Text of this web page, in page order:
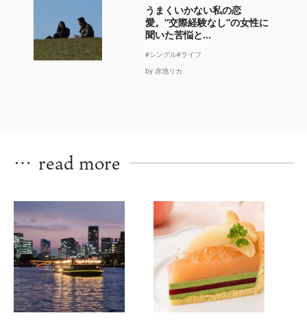
うまくいかない私の恋
愛。“交際経験なし”の女性に
聞いた苦悩と...
#シングル#ライフ
by 赤池リカ
… read more